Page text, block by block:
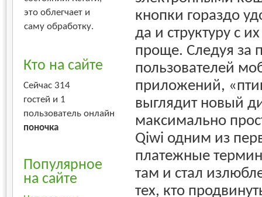
это облегчает и
саму обработку.
Кто на сайте
Сейчас 314
гостей и 1
пользователь онлайн
поночка
Популярное
на сайте
кнопки гораздо
да и структуру с
проще. Следуя за
пользователей
приложений,
выглядит новый
максимально
Qiwi одним из
платежные
там и стал
тех, кто